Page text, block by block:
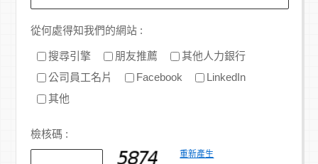
從何處得知我們的網站 :
搜尋引擎 朋友推薦
其他人力銀行
公司員工名片
Facebook
LinkedIn
其他
檢核碼 :
重新產生